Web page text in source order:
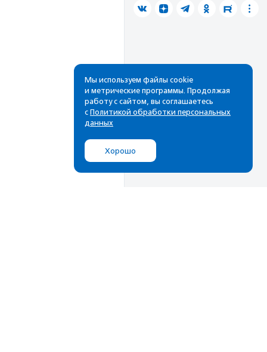
Мы используем файлы cookie
и метрические программы. Продолжая
работу с сайтом, вы соглашаетесь
с Политикой обработки персональных
данных
Хорошо